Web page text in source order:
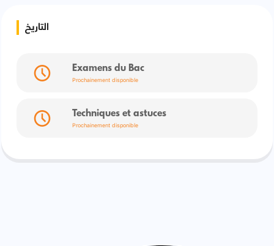
التاريخ
Examens du Bac
Prochainement disponible
Techniques et astuces
Prochainement disponible